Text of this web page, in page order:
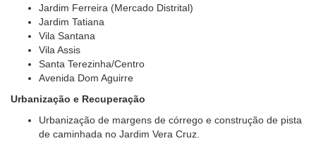
Jardim Ferreira (Mercado Distrital)
Jardim Tatiana
Vila Santana
Vila Assis
Santa Terezinha/Centro
Avenida Dom Aguirre
Urbanização e Recuperação
Urbanização de margens de córrego e construção de pista
de caminhada no Jardim Vera Cruz.